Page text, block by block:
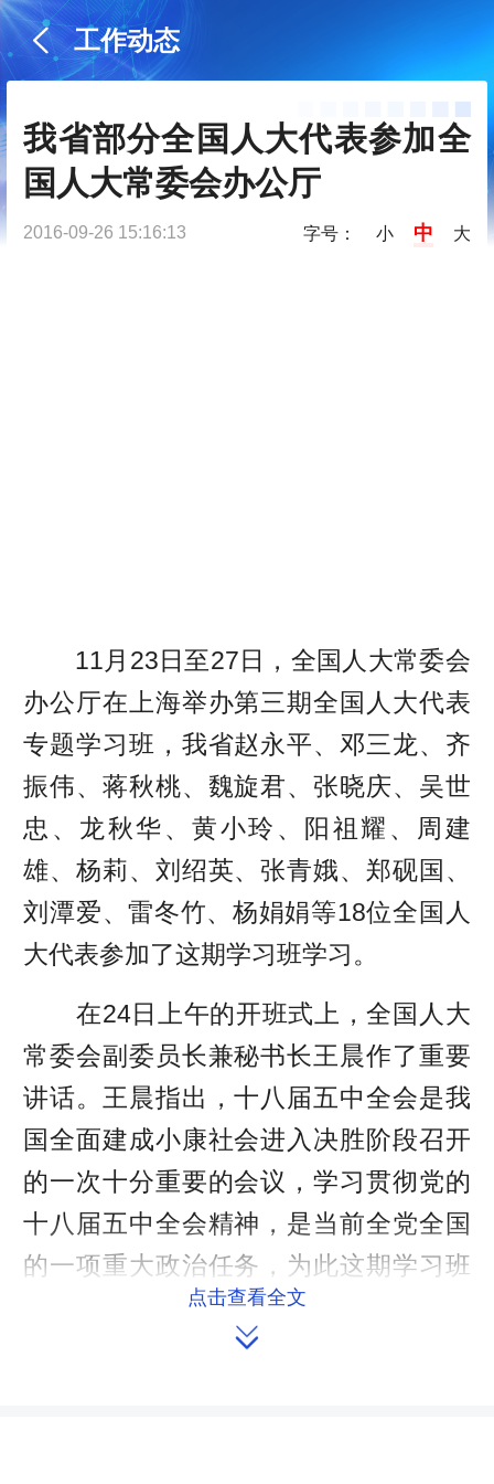
工作动态
我省部分全国人大代表参加全
国人大常委会办公厅
2016-09-26 15:16:13 字号： 小 中 大
11月23日至27日，全国人大常委会
办公厅在上海举办第三期全国人大代表
专题学习班，我省赵永平、邓三龙、齐
振伟、蒋秋桃、魏旋君、张晓庆、吴世
忠、龙秋华、黄小玲、阳祖耀、周建
雄、杨莉、刘绍英、张青娥、郑砚国、
刘潭爱、雷冬竹、杨娟娟等18位全国人
大代表参加了这期学习班学习。
在24日上午的开班式上，全国人大
常委会副委员长兼秘书长王晨作了重要
讲话。王晨指出，十八届五中全会是我
国全面建成小康社会进入决胜阶段召开
的一次十分重要的会议，学习贯彻党的
十八届五中全会精神，是当前全党全国
的一项重大政治任务，为此这期学习班
专门邀请了中央宣讲团成员作辅导报
告。王晨要求，加强制度建设，推动人
点击查看全文
